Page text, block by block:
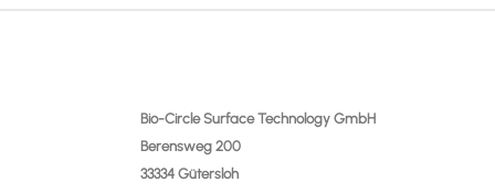
Bio-Circle Surface Technology GmbH
Berensweg 200
33334 Gütersloh